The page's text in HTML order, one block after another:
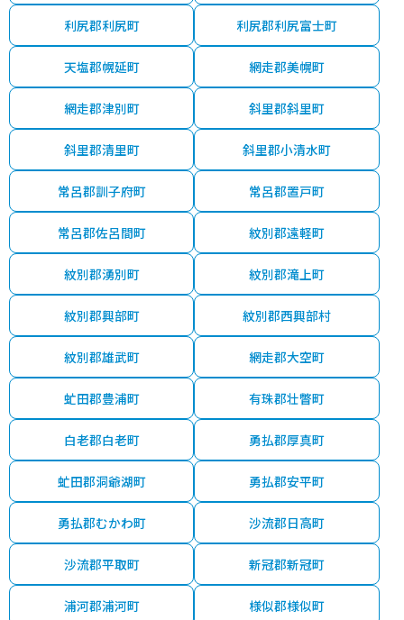
利尻郡利尻町 利尻郡利尻富士町
天塩郡幌延町 網走郡美幌町
網走郡津別町 斜里郡斜里町
斜里郡清里町 斜里郡小清水町
常呂郡訓子府町 常呂郡置戸町
常呂郡佐呂間町 紋別郡遠軽町
紋別郡湧別町 紋別郡滝上町
紋別郡興部町 紋別郡西興部村
紋別郡雄武町 網走郡大空町
虻田郡豊浦町 有珠郡壮瞥町
白老郡白老町 勇払郡厚真町
虻田郡洞爺湖町 勇払郡安平町
勇払郡むかわ町 沙流郡日高町
沙流郡平取町 新冠郡新冠町
浦河郡浦河町 様似郡様似町